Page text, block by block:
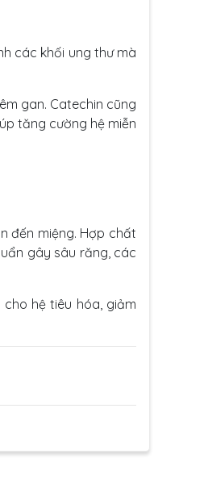
các khối ung thư mà
gan. Catechin cũng
tăng cường hệ miễn
đến miệng. Hợp chất
gây sâu răng, các
hệ tiêu hóa, giảm